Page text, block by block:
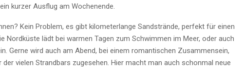
kurzer Ausflug am Wochenende.
Kein Problem, es gibt kilometerlange Sandstrände, perfekt für einen
Nordküste lädt bei warmen Tagen zum Schwimmen im Meer, oder auch
Gerne wird auch am Abend, bei einem romantischen Zusammensein,
vielen Strandbars zugesehen. Hier macht man auch schonmal neue